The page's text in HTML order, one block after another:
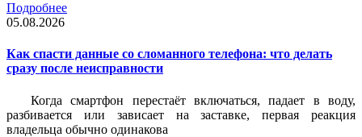
Подробнее
05.08.2026
Как спасти данные со сломанного телефона: что делать
сразу после неисправности
Когда смартфон перестаёт включаться, падает в воду,
разбивается или зависает на заставке, первая реакция
владельца обычно одинакова